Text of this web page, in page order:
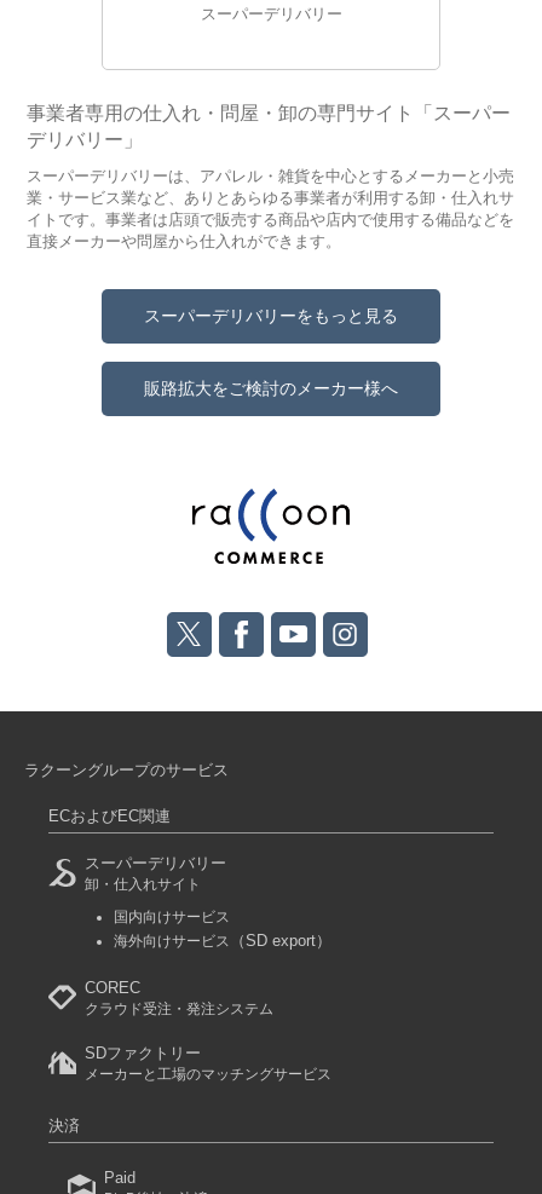
スーパーデリバリー
事業者専用の仕入れ・問屋・卸の専門サイト「スーパー
デリバリー」
スーパーデリバリーは、アパレル・雑貨を中心とするメーカーと小売
業・サービス業など、ありとあらゆる事業者が利用する卸・仕入れサ
イトです。事業者は店頭で販売する商品や店内で使用する備品などを
直接メーカーや問屋から仕入れができます。
スーパーデリバリーをもっと見る
販路拡大をご検討のメーカー様へ
ラクーングループのサービス
ECおよびEC関連
スーパーデリバリー
卸・仕入れサイト
国内向けサービス
海外向けサービス
（SD export）
COREC
クラウド受注・発注システム
SDファクトリー
メーカーと工場のマッチングサービス
決済
Paid